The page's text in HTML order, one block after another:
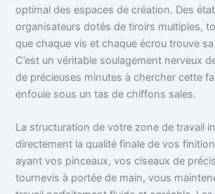
optimal des espaces de création. Des
organisateurs dotés de tiroirs multiples,
que chaque vis et chaque écrou trouve
C’est un véritable soulagement nerveux
de précieuses minutes à chercher cette
enfouie sous un tas de chiffons sales.
La structuration de votre zone de travail
directement la qualité finale de vos
ayant vos pinceaux, vos ciseaux de
tournevis à portée de main, vous